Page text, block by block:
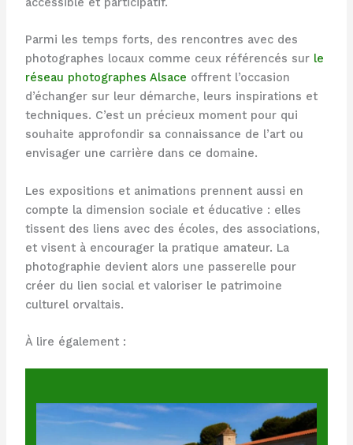
Parmi les temps forts, des rencontres avec des
photographes locaux comme ceux référencés sur le
réseau photographes Alsace offrent l’occasion
d’échanger sur leur démarche, leurs inspirations et
techniques. C’est un précieux moment pour qui
souhaite approfondir sa connaissance de l’art ou
envisager une carrière dans ce domaine.
Les expositions et animations prennent aussi en
compte la dimension sociale et éducative : elles
tissent des liens avec des écoles, des associations,
et visent à encourager la pratique amateur. La
photographie devient alors une passerelle pour
créer du lien social et valoriser le patrimoine
culturel orvaltais.
À lire également :